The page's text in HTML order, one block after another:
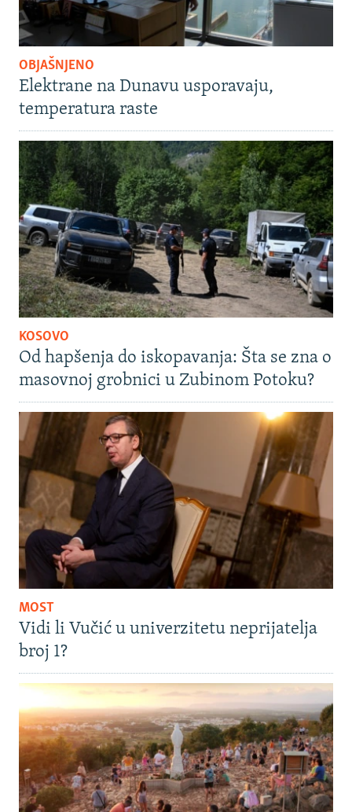
OBJAŠNJENO
Elektrane na Dunavu usporavaju,
temperatura raste
KOSOVO
Od hapšenja do iskopavanja: Šta se zna o
masovnoj grobnici u Zubinom Potoku?
MOST
Vidi li Vučić u univerzitetu neprijatelja
broj 1?